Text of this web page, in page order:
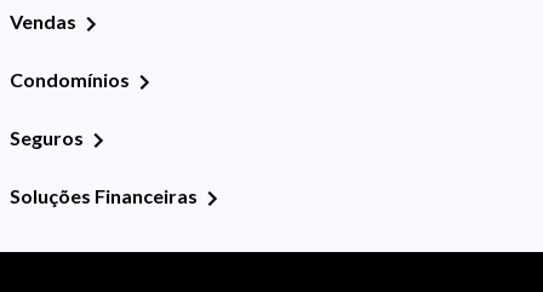
Vendas
Condomínios
Seguros
Soluções Financeiras